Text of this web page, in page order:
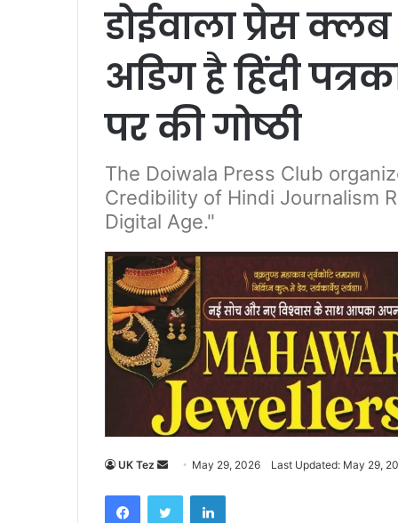
डोईवाला प्रेस
अडिग है हिंदी
पर की गोष्ठी
The Doiwala Press Club
Credibility of Hindi Journalism
Digital Age."
UK Tez
n
May 29, 2026 Last Updated: May 29,